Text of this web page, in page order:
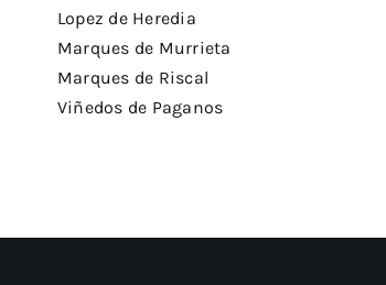
Lopez de Heredia
Marques de Murrieta
Marques de Riscal
Viñedos de Paganos